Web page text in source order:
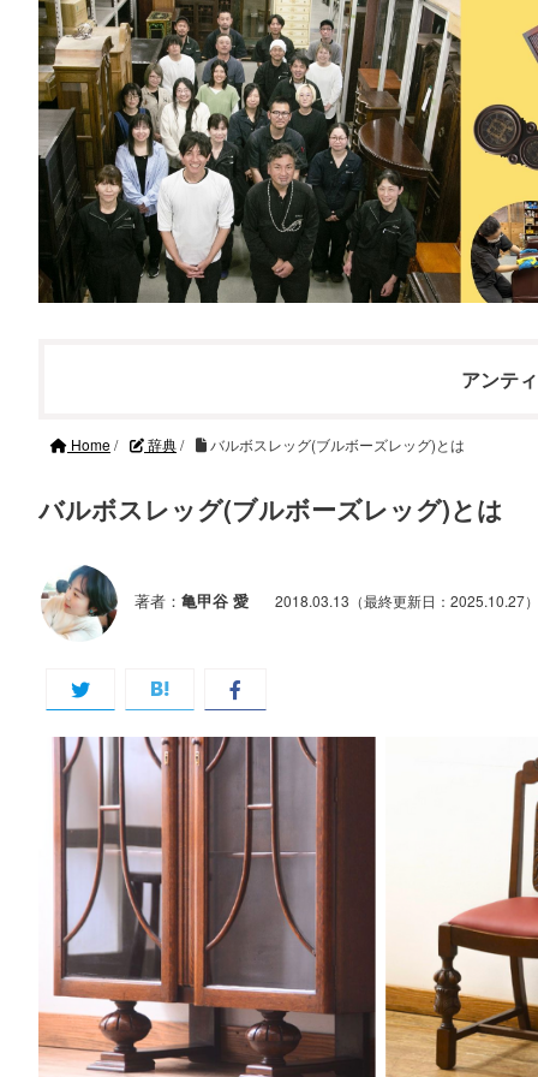
アンテ
Home/ 辞典/ バルボスレッグ(ブルボーズレッグ)とは
バルボスレッグ(ブルボーズレッグ)とは
著者： 亀甲谷 愛 2018.03.13 （最終更新日：2025.10.27）